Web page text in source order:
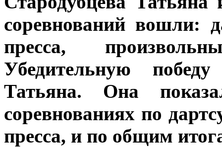
соревнований вошли:
пресса,
Убедительную
Татьяна. Она
соревнованиях по
пресса, и по общим